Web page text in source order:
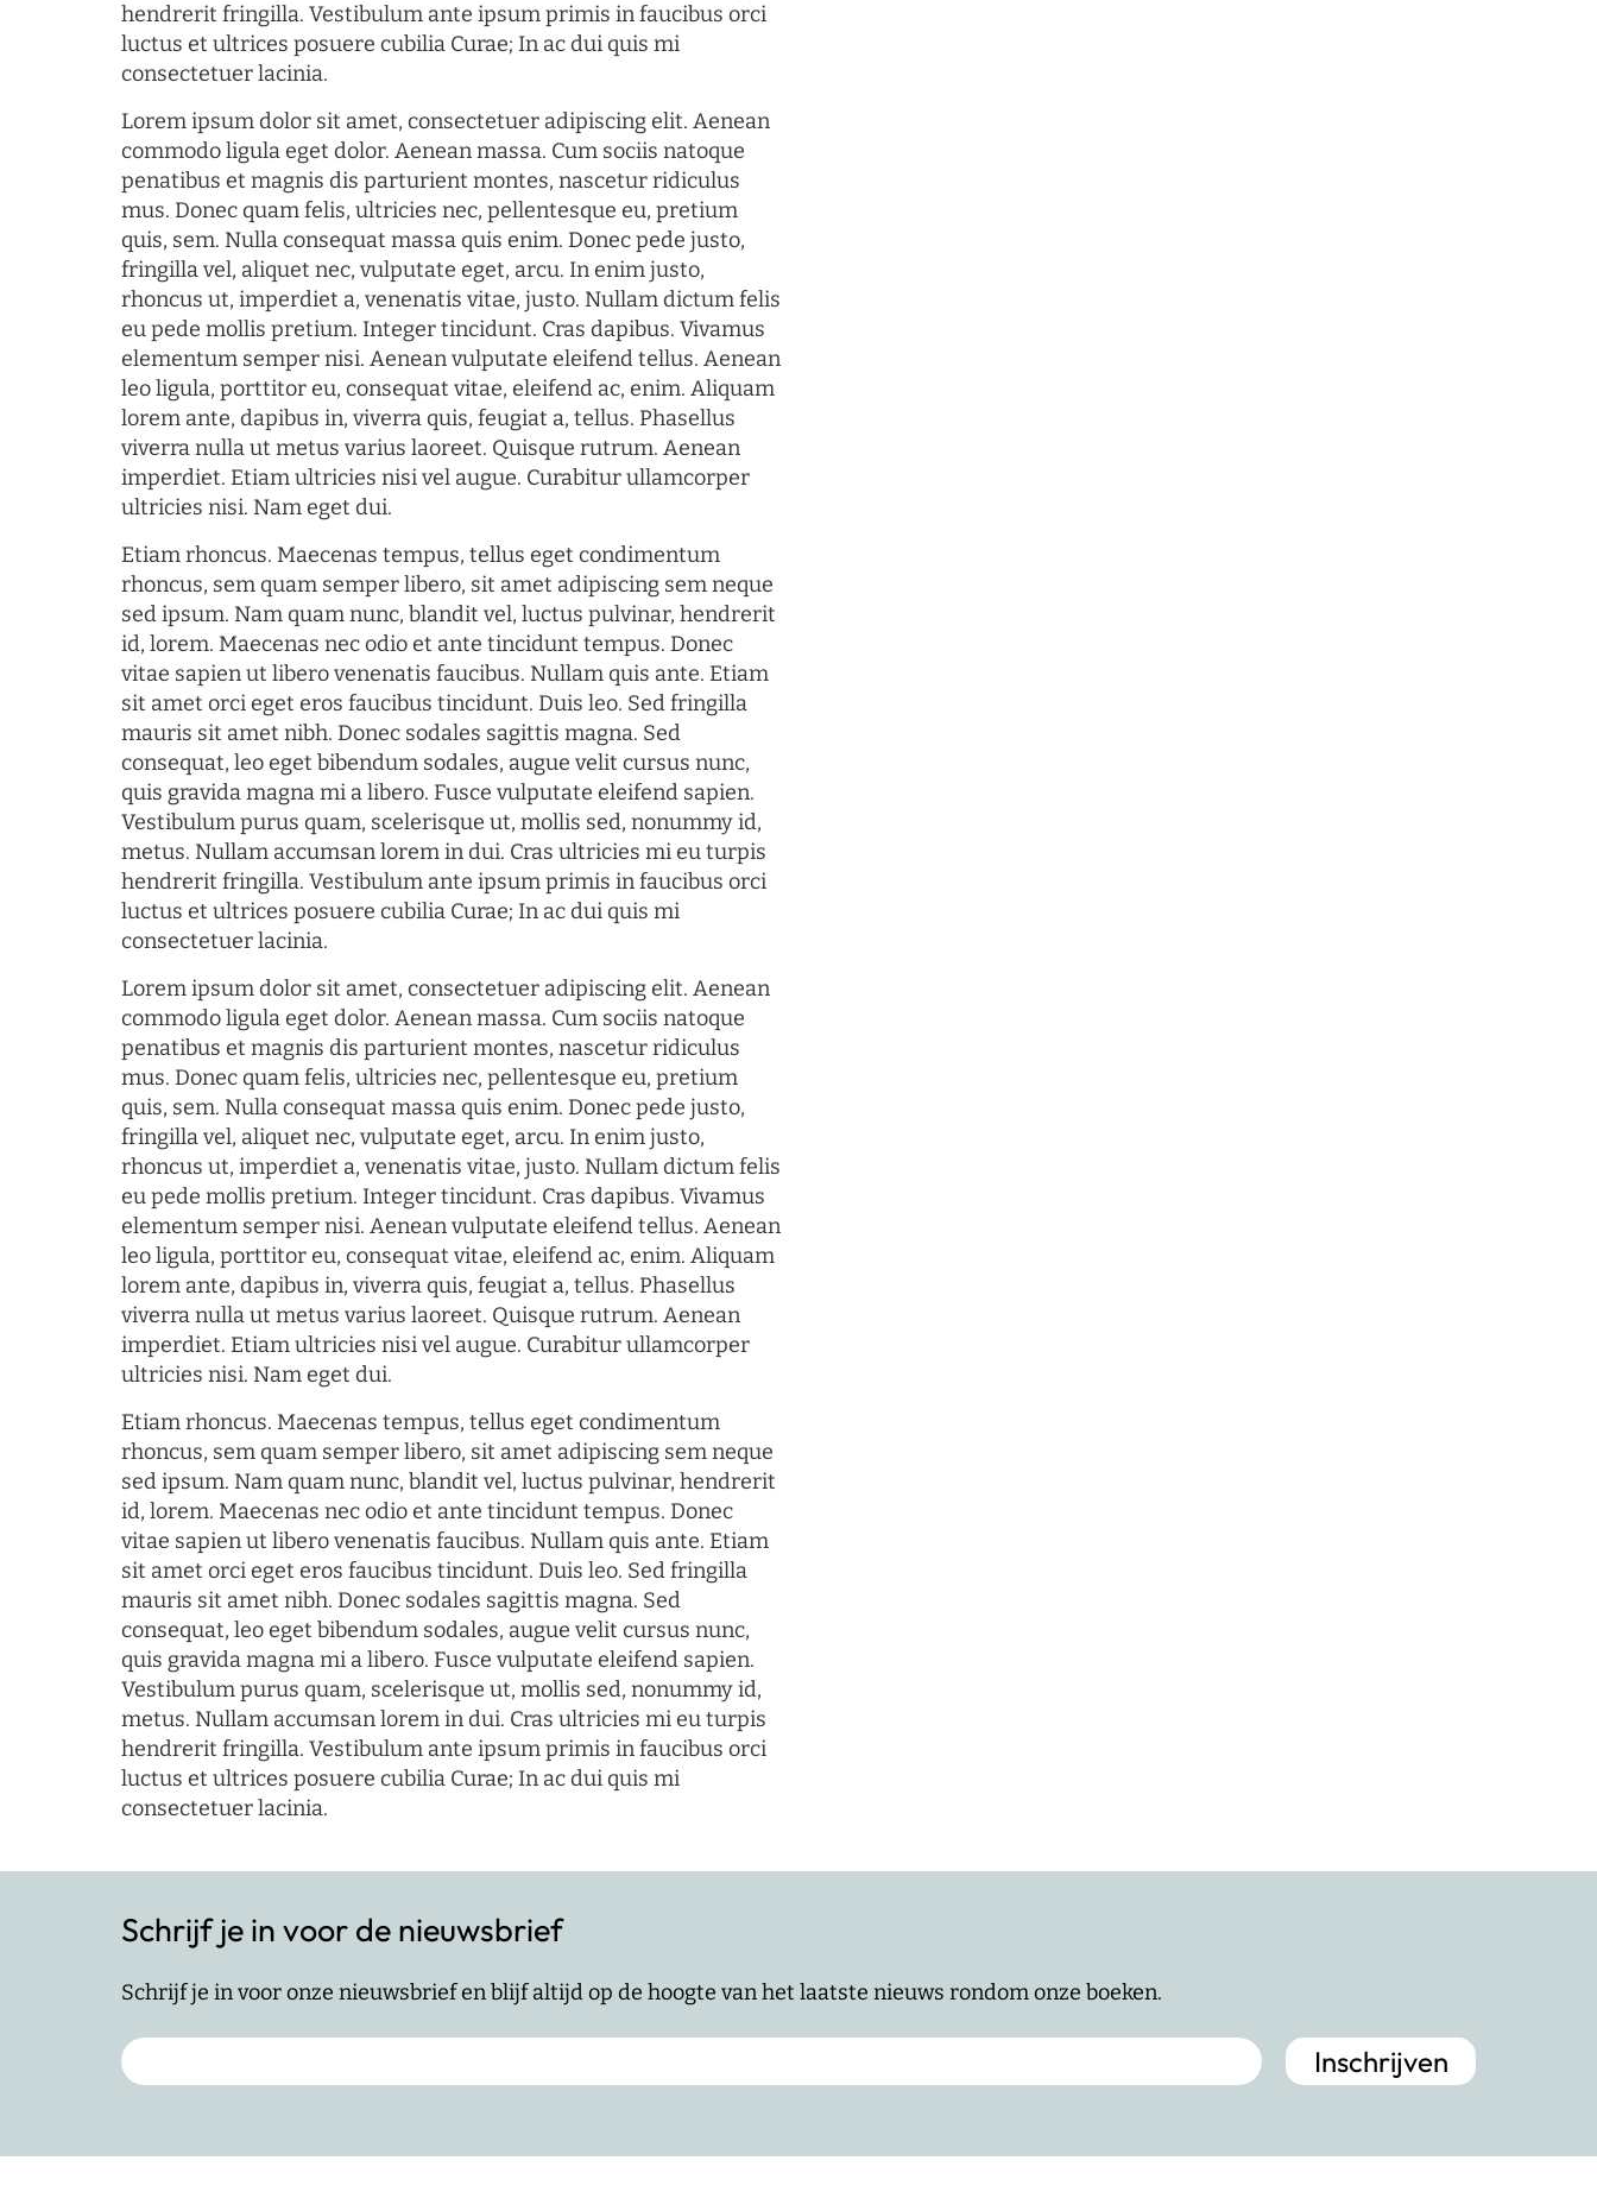
hendrerit fringilla. Vestibulum ante ipsum primis in faucibus orci
luctus et ultrices posuere cubilia Curae; In ac dui quis mi
consectetuer lacinia.
Lorem ipsum dolor sit amet, consectetuer adipiscing elit. Aenean
commodo ligula eget dolor. Aenean massa. Cum sociis natoque
penatibus et magnis dis parturient montes, nascetur ridiculus
mus. Donec quam felis, ultricies nec, pellentesque eu, pretium
quis, sem. Nulla consequat massa quis enim. Donec pede justo,
fringilla vel, aliquet nec, vulputate eget, arcu. In enim justo,
rhoncus ut, imperdiet a, venenatis vitae, justo. Nullam dictum felis
eu pede mollis pretium. Integer tincidunt. Cras dapibus. Vivamus
elementum semper nisi. Aenean vulputate eleifend tellus. Aenean
leo ligula, porttitor eu, consequat vitae, eleifend ac, enim. Aliquam
lorem ante, dapibus in, viverra quis, feugiat a, tellus. Phasellus
viverra nulla ut metus varius laoreet. Quisque rutrum. Aenean
imperdiet. Etiam ultricies nisi vel augue. Curabitur ullamcorper
ultricies nisi. Nam eget dui.
Etiam rhoncus. Maecenas tempus, tellus eget condimentum
rhoncus, sem quam semper libero, sit amet adipiscing sem neque
sed ipsum. Nam quam nunc, blandit vel, luctus pulvinar, hendrerit
id, lorem. Maecenas nec odio et ante tincidunt tempus. Donec
vitae sapien ut libero venenatis faucibus. Nullam quis ante. Etiam
sit amet orci eget eros faucibus tincidunt. Duis leo. Sed fringilla
mauris sit amet nibh. Donec sodales sagittis magna. Sed
consequat, leo eget bibendum sodales, augue velit cursus nunc,
quis gravida magna mi a libero. Fusce vulputate eleifend sapien.
Vestibulum purus quam, scelerisque ut, mollis sed, nonummy id,
metus. Nullam accumsan lorem in dui. Cras ultricies mi eu turpis
hendrerit fringilla. Vestibulum ante ipsum primis in faucibus orci
luctus et ultrices posuere cubilia Curae; In ac dui quis mi
consectetuer lacinia.
Lorem ipsum dolor sit amet, consectetuer adipiscing elit. Aenean
commodo ligula eget dolor. Aenean massa. Cum sociis natoque
penatibus et magnis dis parturient montes, nascetur ridiculus
mus. Donec quam felis, ultricies nec, pellentesque eu, pretium
quis, sem. Nulla consequat massa quis enim. Donec pede justo,
fringilla vel, aliquet nec, vulputate eget, arcu. In enim justo,
rhoncus ut, imperdiet a, venenatis vitae, justo. Nullam dictum felis
eu pede mollis pretium. Integer tincidunt. Cras dapibus. Vivamus
elementum semper nisi. Aenean vulputate eleifend tellus. Aenean
leo ligula, porttitor eu, consequat vitae, eleifend ac, enim. Aliquam
lorem ante, dapibus in, viverra quis, feugiat a, tellus. Phasellus
viverra nulla ut metus varius laoreet. Quisque rutrum. Aenean
imperdiet. Etiam ultricies nisi vel augue. Curabitur ullamcorper
ultricies nisi. Nam eget dui.
Etiam rhoncus. Maecenas tempus, tellus eget condimentum
rhoncus, sem quam semper libero, sit amet adipiscing sem neque
sed ipsum. Nam quam nunc, blandit vel, luctus pulvinar, hendrerit
id, lorem. Maecenas nec odio et ante tincidunt tempus. Donec
vitae sapien ut libero venenatis faucibus. Nullam quis ante. Etiam
sit amet orci eget eros faucibus tincidunt. Duis leo. Sed fringilla
mauris sit amet nibh. Donec sodales sagittis magna. Sed
consequat, leo eget bibendum sodales, augue velit cursus nunc,
quis gravida magna mi a libero. Fusce vulputate eleifend sapien.
Vestibulum purus quam, scelerisque ut, mollis sed, nonummy id,
metus. Nullam accumsan lorem in dui. Cras ultricies mi eu turpis
hendrerit fringilla. Vestibulum ante ipsum primis in faucibus orci
luctus et ultrices posuere cubilia Curae; In ac dui quis mi
consectetuer lacinia.
Schrijf je in voor de nieuwsbrief
Schrijf je in voor onze nieuwsbrief en blijf altijd op de hoogte van het laatste nieuws rondom onze boeken.